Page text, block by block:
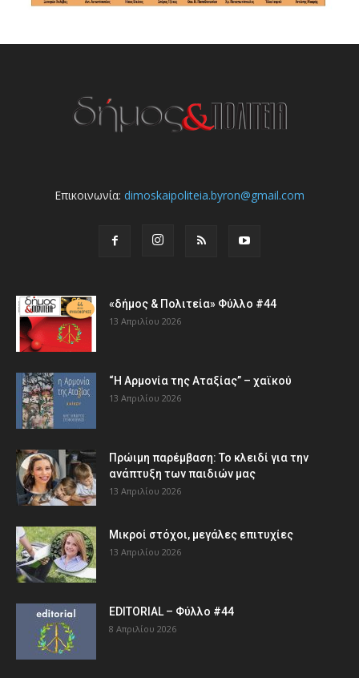
Επικοινωνία: dimoskaipoliteia.byron@gmail.com
«δήμος & Πολιτεία» Φύλλο #44
13 Απριλίου 2026
“Η Αρμονία της Αταξίας” – χαϊκού
13 Απριλίου 2026
Πρώιμη παρέμβαση: Το κλειδί για την
ανάπτυξη των παιδιών µας
13 Απριλίου 2026
Μικροί στόχοι, μεγάλες επιτυχίες
13 Απριλίου 2026
EDITORIAL – Φύλλο #44
8 Απριλίου 2026